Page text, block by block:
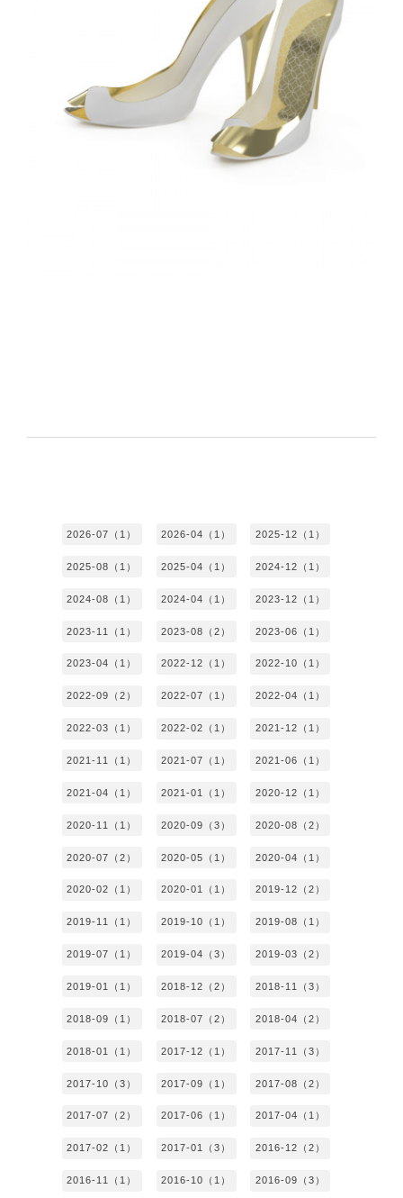
2026-07（1） 2026-04（1） 2025-12（1）
2025-08（1） 2025-04（1） 2024-12（1）
2024-08（1） 2024-04（1） 2023-12（1）
2023-11（1） 2023-08（2） 2023-06（1）
2023-04（1） 2022-12（1） 2022-10（1）
2022-09（2） 2022-07（1） 2022-04（1）
2022-03（1） 2022-02（1） 2021-12（1）
2021-11（1） 2021-07（1） 2021-06（1）
2021-04（1） 2021-01（1） 2020-12（1）
2020-11（1） 2020-09（3） 2020-08（2）
2020-07（2） 2020-05（1） 2020-04（1）
2020-02（1） 2020-01（1） 2019-12（2）
2019-11（1） 2019-10（1） 2019-08（1）
2019-07（1） 2019-04（3） 2019-03（2）
2019-01（1） 2018-12（2） 2018-11（3）
2018-09（1） 2018-07（2） 2018-04（2）
2018-01（1） 2017-12（1） 2017-11（3）
2017-10（3） 2017-09（1） 2017-08（2）
2017-07（2） 2017-06（1） 2017-04（1）
2017-02（1） 2017-01（3） 2016-12（2）
2016-11（1） 2016-10（1） 2016-09（3）